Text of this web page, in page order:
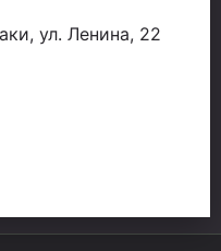
ул. Ленина, 22